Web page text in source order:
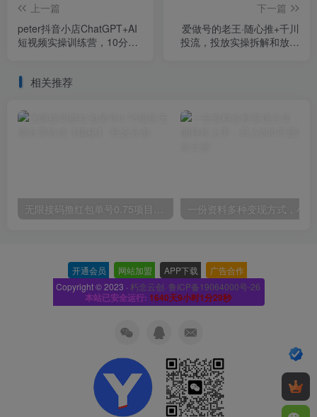
上一篇
peter抖音小店ChatGPT+AI
短视频实操训练营，10分钟
下一篇
爱做号的老王·随心推+千川
投流，投放实操拆解和放量
相关推荐
无限接码撸红包单号0.75项目无偿分享给你【揭秘】
开通会员 网站加盟 APP下载 广告合作
Copyright © 2023 · 朽念云创· 鲁ICP备19064000号-26
本站已安全运行: 1640天9小时1分30秒